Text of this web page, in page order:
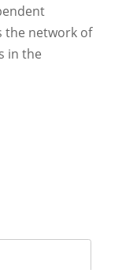
the network of
in the